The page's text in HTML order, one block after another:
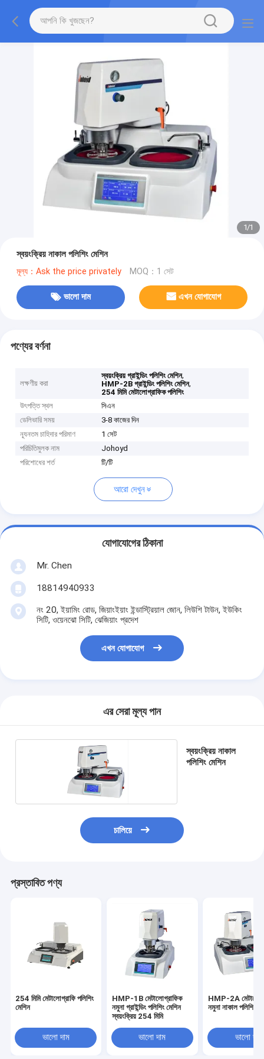
1/1
স্বয়ংক্রিয় নাকাল পলিশিং মেশিন
মূল্য：Ask the price privately MOQ：1 সেট
ভালো দাম এখন যোগাযোগ
পণ্যের বর্ণনা
লক্ষণীয় করা
স্বয়ংক্রিয় গ্রাইন্ডিং পলিশিং মেশিন,
HMP-2B গ্রাইন্ডিং পলিশিং মেশিন,
254 মিমি মেটালোগ্রাফিক পলিশিং
উৎপত্তি স্থল
সিএন
ডেলিভারি সময়
3-8 কাজের দিন
ন্যূনতম চাহিদার পরিমাণ
1 সেট
পরিচিতিমুলক নাম
Johoyd
পরিশোধের শর্ত
টি/টি
আরো দেখুন
যোগাযোগের ঠিকানা
Mr. Chen
18814940933
নং 20, ইয়ামিং রোড, জিয়াংইয়াং ইন্ডাস্ট্রিয়াল জোন, লিউশি টাউন, ইউকিং
সিটি, ওয়েনঝো সিটি, ঝেজিয়াং প্রদেশ
এখন যোগাযোগ
এর সেরা মূল্য পান
স্বয়ংক্রিয় নাকাল
পলিশিং মেশিন
চালিয়ে
প্রস্তাবিত পণ্য
254 মিমি মেটালোগ্রাফি পলিশিং
মেশিন
ভালো দাম
HMP-1B মেটালোগ্রাফিক
নমুনা গ্রাইন্ডিং পলিশিং মেশিন
স্বয়ংক্রিয় 254 মিমি
ভালো দাম
HMP-2A
নমুনা নাকাল পলিশিং
ভালো দাম